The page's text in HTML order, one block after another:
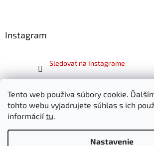
Tento web používa súbory cookie.
tohto webu vyjadrujete súhlas s ich
informáciítu.
Nastavenie
Instagram
Sledovať na Instagrame
Facebook
Vytvoril Shoptet